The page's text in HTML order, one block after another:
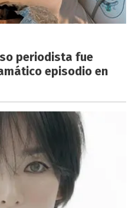
periodista fue
episodio en